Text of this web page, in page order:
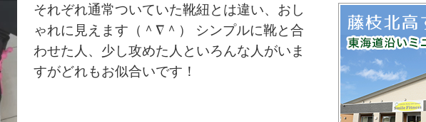
それぞれ通常ついていた靴紐とは違い、おし
ゃれに見えます（＾∇＾） シンプルに靴と合
わせた人、少し攻めた人といろんな人がいま
すがどれもお似合いです！